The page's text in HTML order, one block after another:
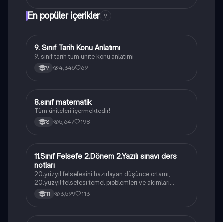
En popüler içerikler 9
Tarih
9. Sınıf Tarih Konu Anlatımı
9. sınıf tarih tüm ünite konu anlatımı
9 4,345 69
Matematik
8.sınıf matematik
Tüm üniteleri içermektedir!
8 5,647 198
Felsefe
11.Sınıf Felsefe 2.Dönem 2.Yazılı sınavı ders
notları
20.yüzyıl felsefesini hazırlayan düşünce ortamı,
20.yüzyıl felsefesi temel problemleri ve akımları
konularını içermektedir
11 3,599 113